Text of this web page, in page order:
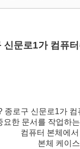
신문로1가 컴퓨
종로구 신문로1가
요한 문서를 작업하
컴퓨터 본체에
본체 케이